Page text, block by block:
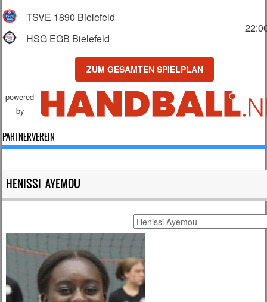
HENISSI AYEMOU
TSVE 1890 Bielefeld
HSG EGB Bielefeld
ZUM GESAMTEN SPIELPLAN
powered
by
PARTNERVEREIN